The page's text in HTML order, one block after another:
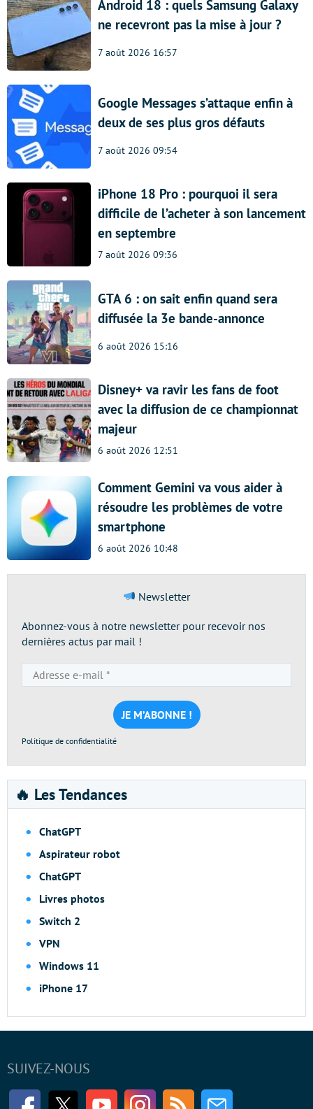
Android 18 : quels Samsung Galaxy
ne recevront pas la mise à jour ?
7 août 2026 16:57
Google Messages s’attaque enfin à
deux de ses plus gros défauts
7 août 2026 09:54
iPhone 18 Pro : pourquoi il sera
difficile de l’acheter à son lancement
en septembre
7 août 2026 09:36
GTA 6 : on sait enfin quand sera
diffusée la 3e bande-annonce
6 août 2026 15:16
Disney+ va ravir les fans de foot
avec la diffusion de ce championnat
majeur
6 août 2026 12:51
Comment Gemini va vous aider à
résoudre les problèmes de votre
smartphone
6 août 2026 10:48
Newsletter
Abonnez-vous à notre newsletter pour recevoir nos
dernières actus par mail !
e-
mail
*
Politique de confidentialité
🔥 Les Tendances
ChatGPT
Aspirateur robot
ChatGPT
Livres photos
Switch 2
VPN
Windows 11
iPhone 17
SUIVEZ-NOUS
FacebookTwitter Youtube InstagramRSS Newsletter